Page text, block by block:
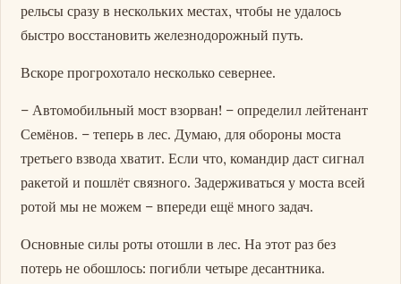
рельсы сразу в нескольких местах, чтобы не удалось
быстро восстановить железнодорожный путь.
Вскоре прогрохотало несколько севернее.
– Автомобильный мост взорван! – определил лейтенант
Семёнов. – теперь в лес. Думаю, для обороны моста
третьего взвода хватит. Если что, командир даст сигнал
ракетой и пошлёт связного. Задерживаться у моста всей
ротой мы не можем – впереди ещё много задач.
Основные силы роты отошли в лес. На этот раз без
потерь не обошлось: погибли четыре десантника.